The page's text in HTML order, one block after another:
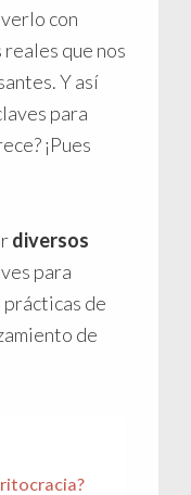
con
que nos
Y así
para
¡Pues
diversos
para
prácticas de
de